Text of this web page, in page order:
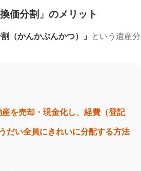
価分割」のメリット
割（かんかぶんかつ）」
という遺産分
産を売却・現金化し、経費（登記
だい全員にきれいに分配する方法